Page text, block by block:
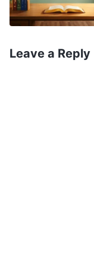
तिनीहरूको
कमी हो, त्यसकारण
उहाँलाई दोष दिने र
Leave a Reply